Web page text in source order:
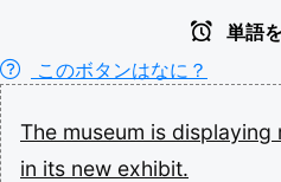
単語
このボタンはなに？
The museum is displaying
in its new exhibit.